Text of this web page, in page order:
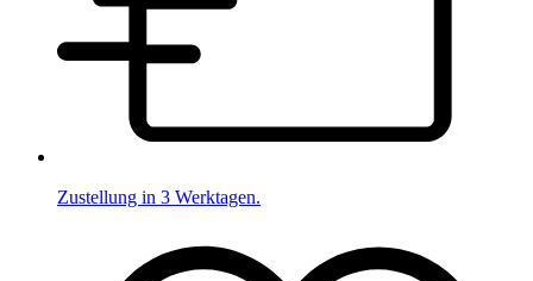
Zustellung in 3 Werktagen.